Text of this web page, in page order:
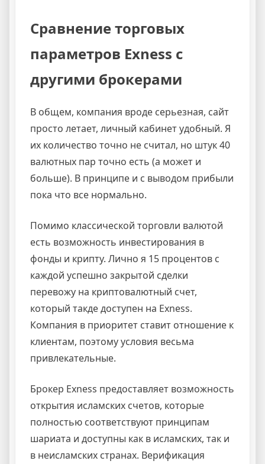
Сравнение торговых
параметров Exness с
другими брокерами
В общем, компания вроде серьезная, сайт
просто летает, личный кабинет удобный. Я
их количество точно не считал, но штук 40
валютных пар точно есть (а может и
больше). В принципе и с выводом прибыли
пока что все нормально.
Помимо классической торговли валютой
есть возможность инвестирования в
фонды и крипту. Лично я 15 процентов с
каждой успешно закрытой сделки
перевожу на криптовалютный счет,
который такде доступен на Exness.
Компания в приоритет ставит отношение к
клиентам, поэтому условия весьма
привлекательные.
Брокер Exness предоставляет возможность
открытия исламских счетов, которые
полностью соответствуют принципам
шариата и доступны как в исламских, так и
в неисламских странах. Верификация